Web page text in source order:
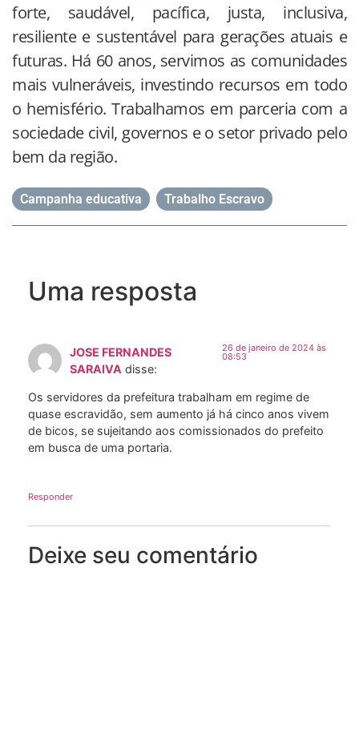
forte, saudável, pacífica, justa, inclusiva,
resiliente e sustentável para gerações atuais e
futuras. Há 60 anos, servimos as comunidades
mais vulneráveis, investindo recursos em todo
o hemisfério. Trabalhamos em parceria com a
sociedade civil, governos e o setor privado pelo
bem da região.
Campanha educativa Trabalho Escravo
Uma resposta
JOSE FERNANDES
SARAIVA disse:
26 de janeiro de 2024 às
08:53
Os servidores da prefeitura trabalham em regime de
quase escravidão, sem aumento já há cinco anos vivem
de bicos, se sujeitando aos comissionados do prefeito
em busca de uma portaria.
Responder
Deixe seu comentário